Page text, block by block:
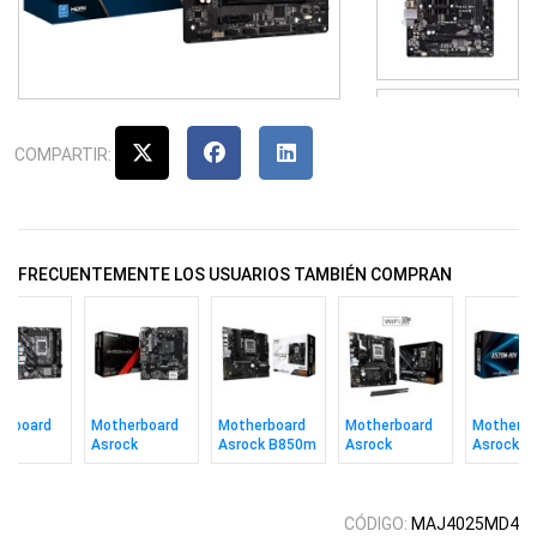
COMPARTIR:
FRECUENTEMENTE LOS USUARIOS TAMBIÉN COMPRAN
hvs
Motherboard
Asrock
B450m-hdv
Motherboard
Asrock B850m
Pro-a Am5
Motherboard
Asrock
B850m-x Wifi
Asrock
A520m-
CÓDIGO: MAJ4025MD4